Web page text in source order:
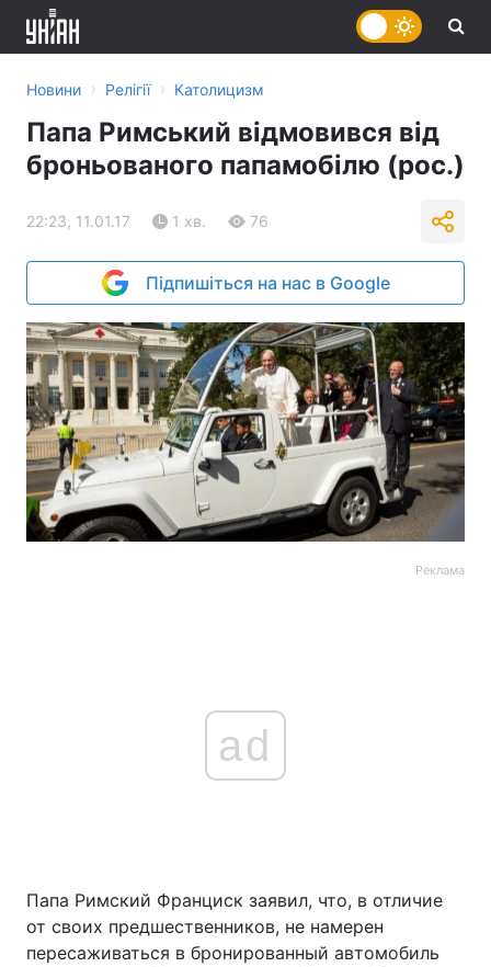
Новини › Релігії › Католицизм
Папа Римський відмовився від
броньованого папамобілю (рос.)
22:23, 11.01.17 1 хв. 76
Підпишіться на нас в Google
Реклама
ad
Папа Римский Франциск заявил, что, в отличие
от своих предшественников, не намерен
пересаживаться в бронированный автомобиль